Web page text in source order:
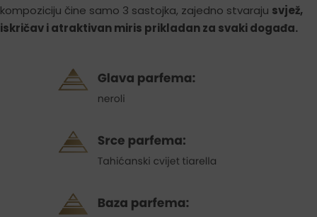
kompoziciju čine samo 3 sastojka, zajedno stvaraju svjež,
iskričav i atraktivan miris prikladan za svaki događa.